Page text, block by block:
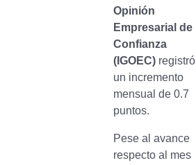
Opinión
Empresarial de
Confianza
(IGOEC)registró
un incremento
mensual de 0.7
puntos.
Pese al avance
respecto al mes